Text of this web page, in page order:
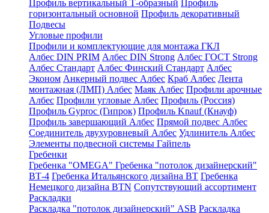
Профиль вертикальный Т-образный Профиль
горизонтальный основной Профиль декоративный
Подвесы
Угловые профили
Профили и комплектующие для монтажа ГКЛ
Албес DIN PRIM Албес DIN Strong Албес ГОСТ Strong
Албес Стандарт Албес Финский Стандарт Албес
Эконом Анкерный подвес Албес Краб Албес Лента
монтажная (ЛМП) Албес Маяк Албес Профили арочные
Албес Профили угловые Албес Профиль (Россия)
Профиль Gyproc (Гипрок) Профиль Knauf (Кнауф)
Профиль завершающий Албес Прямой подвес Албес
Соединитель двухуровневый Албес Удлинитель Албес
Элементы подвесной системы Гайпель
Гребенки
Гребенка "OMEGA" Гребенка "потолок дизайнерский"
ВТ-4 Гребенка Итальянского дизайна BT Гребенка
Немецкого дизайна ВТN Сопутствующий ассортимент
Раскладки
Раскладка "потолок дизайнерский" ASB Раскладка